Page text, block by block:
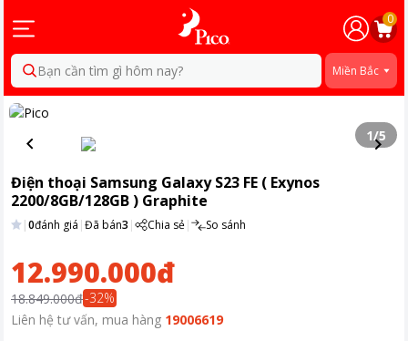
0
Bạn cần tìm gì hôm nay? Miền Bắc
1/5
Điện thoại Samsung Galaxy S23 FE ( Exynos
2200/8GB/128GB ) Graphite
|0đánh giá |Đã bán3 | Chia sẻ| So sánh
12.990.000đ
18.849.000đ-32%
Liên hệ tư vấn, mua hàng 19006619